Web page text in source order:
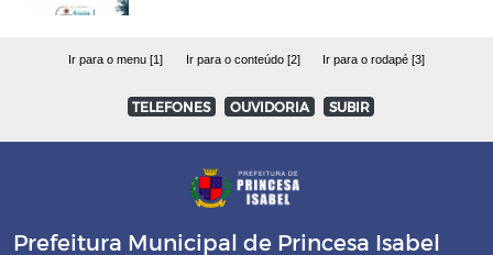
Ir para o menu [1] Ir para o conteúdo [2] Ir para o rodapé [3]
TELEFONES OUVIDORIA SUBIR
Prefeitura Municipal de Princesa Isabel